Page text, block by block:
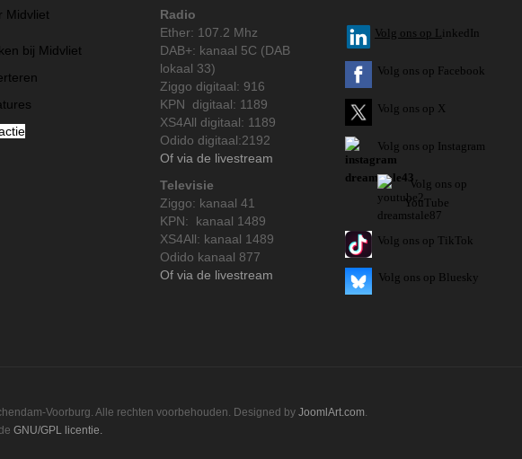
Midvliet
bij Midvliet
Radio
Ether: 107.2 Mhz
DAB+: kanaal 5C (DAB
lokaal 33)
Ziggo digitaal: 916
KPN digitaal: 1189
XS4All digitaal: 1189
Odido digitaal:2192
Of via de livestream
Televisie
Ziggo: kanaal 41
KPN: kanaal 1489
XS4All: kanaal 1489
Odido kanaal 877
Of via de livestream
Volg ons op L inkedIn
Volg ons op Facebook
Volg ons op X
Volg ons op Instagram
Volg ons op
YouTube
Volg ons op TikTok
Volg ons op Bluesky
Voorburg. Alle rechten voorbehouden. Designed by JoomlArt.com
GNU/GPL licentie.